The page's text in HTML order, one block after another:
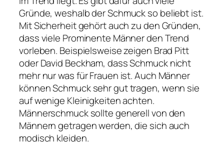
Gründe, weshalb der Schmuck so beliebt ist.
Mit Sicherheit gehört auch zu den Gründen,
dass viele Prominente Männer den Trend
vorleben. Beispielsweise zeigen Brad Pitt
oder David Beckham, dass Schmuck nicht
mehr nur was für Frauen ist. Auch Männer
können Schmuck sehr gut tragen, wenn sie
auf wenige Kleinigkeiten achten.
Männerschmuck sollte generell von den
Männern getragen werden, die sich auch
modisch kleiden.